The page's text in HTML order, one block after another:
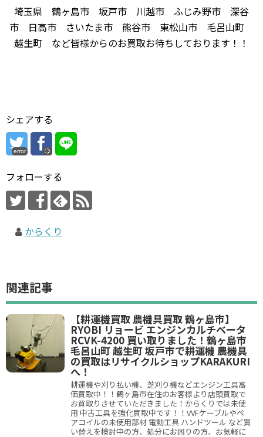
埼玉県 鶴ヶ島市 坂戸市 川越市 ふじみ野市 深谷
市 日高市 さいたま市 熊谷市 東松山市 毛呂山町
越生町 など皆様からのお買取お待ちしております！！
シェアする
error
フォローする
からくり
関連記事
【耕運機買取 農機具買取 鶴ヶ島市】
RYOBI リョービ エンジンカルチベータ
RCVK-4200 買い取りました！鶴ヶ島市
毛呂山町 越生町 坂戸市で耕運機 農機具
の買取はリサイクルショップKARAKURI
へ！
耕運機や刈り払い機、芝刈り機などエンジン工具高
価買取中！！鶴ヶ島市在住のお客様より店頭買取で
お買取りさせていただきました！からくりでは未使
用 中古工具を強化買取中です！！VVFケーブルやペ
アコイルの未使用部材 電動工具 ハンドツール など買
い替えを検討中の方、処分にお困りの方、お気軽に